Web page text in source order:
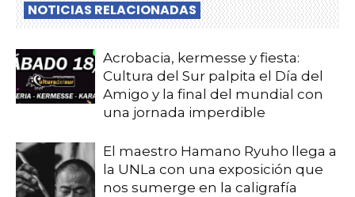
NOTICIAS RELACIONADAS
Acrobacia, kermesse y fiesta:
Cultura del Sur palpita el Día del
Amigo y la final del mundial con
una jornada imperdible
El maestro Hamano Ryuho llega a
la UNLa con una exposición que
nos sumerge en la caligrafía